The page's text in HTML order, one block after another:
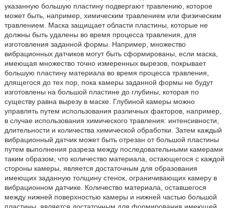
указанную большую пластину подвергают травлению, которое
может быть, например, химическим травлением или физическим
травлением. Маска защищает области пластины, которые не
должны быть удалены во время процесса травления, для
изготовления заданной формы. Например, множество
вибрационных датчиков могут быть сформированы, если маска,
имеющая множество точно измеренных вырезов, покрывает
большую пластину материала во время процесса травления,
длящегося до тех пор, пока камеры заданной формы не будут
изготовлены на большой пластине до глубины, которая по
существу равна вырезу в маске. Глубиной камеры можно
управлять путем использования различных факторов, например,
в случае использования химического травления: интенсивности,
длительности и количества химической обработки. Затем каждый
вибрационный датчик может быть отрезан от большой пластины
путем выполнения разреза между последовательными камерами
таким образом, что количество материала, остающегося с каждой
стороны камеры, является достаточным для образования
имеющих заданную толщину стенок, ограничивающих камеру в
вибрационном датчике. Количество материала, оставшегося
между нижней поверхностью камеры и нижней частью большой